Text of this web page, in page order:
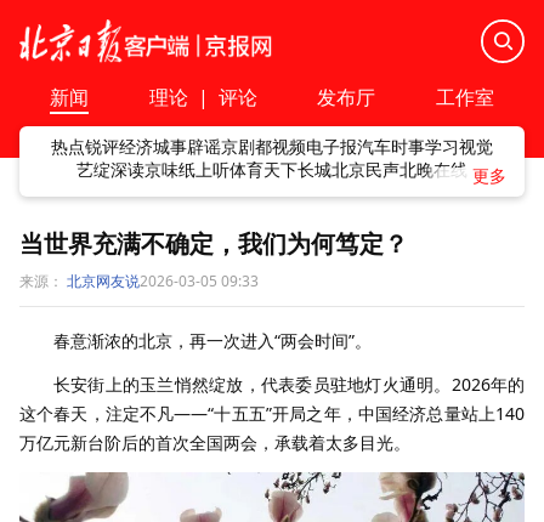
新闻 理论 | 评论 发布厅 工作室
热点锐评经济城事辟谣京剧都视频电子报汽车时事学习视觉
艺绽深读京味纸上听体育天下长城北京民声北晚在线
当世界充满不确定，我们为何笃定？
来源： 北京网友说2026-03-05 09:33
春意渐浓的北京，再一次进入“两会时间”。
长安街上的玉兰悄然绽放，代表委员驻地灯火通明。2026年的
这个春天，注定不凡——“十五五”开局之年，中国经济总量站上140
万亿元新台阶后的首次全国两会，承载着太多目光。